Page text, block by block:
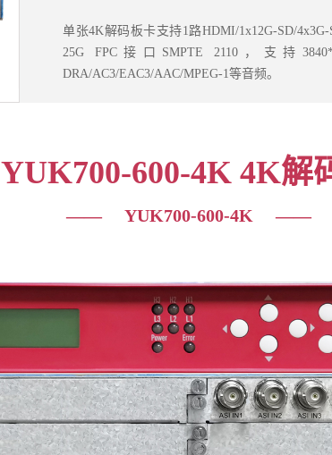
单张4K解码板卡支持1路HDMI/1x12G-SD/
25G FPC接口SMPTE 2110，支持
DRA/AC3/EAC3/AAC/MPEG-1等音频。
YUK700-600-4K 4K解
—— YUK700-600-4K ——